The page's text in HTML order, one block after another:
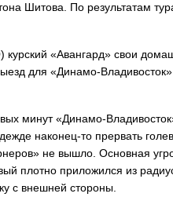
Шитова. По результатам
курский «Авангард» свои
для «Динамо-
минут «Динамо-
наконец-то прервать
не вышло. Основная
плотно приложился из
с внешней стороны.